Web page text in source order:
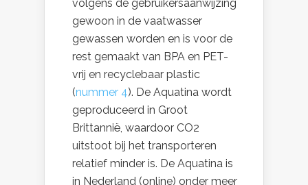
volgens de gebruikersaanwijzing
gewoon in de vaatwasser
gewassen worden en is voor de
rest gemaakt van BPA en PET-
vrij en recyclebaar plastic
(nummer 4). De Aquatina wordt
geproduceerd in Groot
Brittannië, waardoor CO2
uitstoot bij het transporteren
relatief minder is. De Aquatina is
in Nederland (online) onder meer